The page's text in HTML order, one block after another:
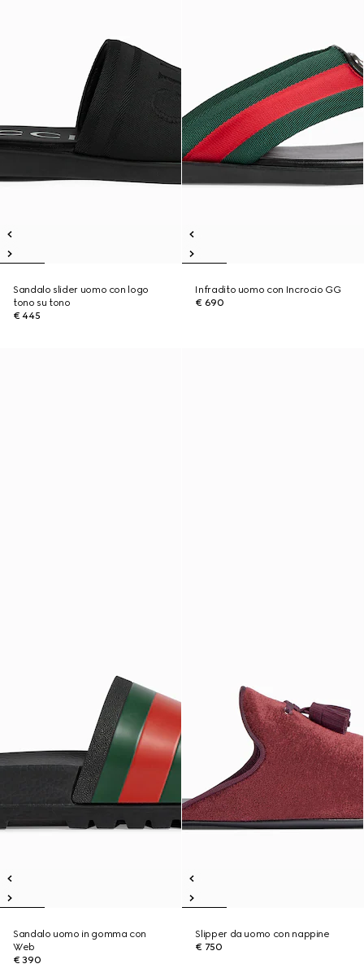
Sandalo slider uomo con logo
tono su tono
€ 445
Infradito uomo con Incrocio GG
€ 690
Sandalo uomo in gomma con
Web
€ 390
Slipper da uomo con nappine
€ 750